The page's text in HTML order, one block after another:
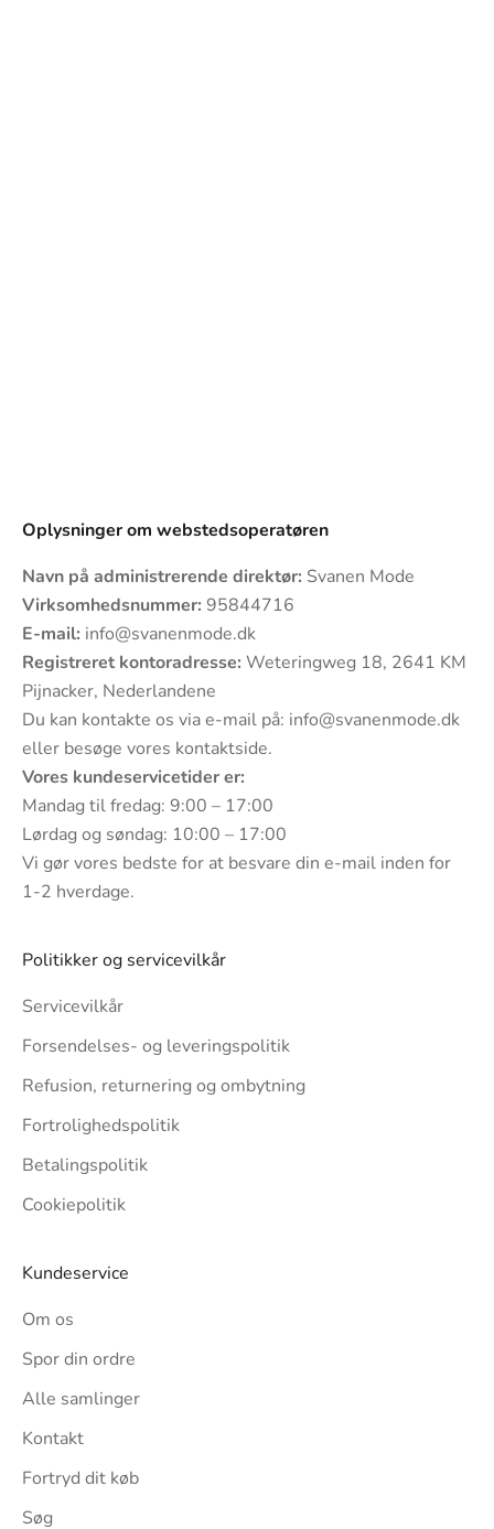
Oplysninger om webstedsoperatøren
Navn på administrerende direktør: Svanen Mode
Virksomhedsnummer: 95844716
E-mail: info@svanenmode.dk
Registreret kontoradresse: Weteringweg 18, 2641 KM
Pijnacker, Nederlandene
Du kan kontakte os via e-mail på: info@svanenmode.dk
eller besøge vores kontaktside.
Vores kundeservicetider er:
Mandag til fredag: 9:00 – 17:00
Lørdag og søndag: 10:00 – 17:00
Vi gør vores bedste for at besvare din e-mail inden for
1-2 hverdage.
Politikker og servicevilkår
Servicevilkår
Forsendelses- og leveringspolitik
Refusion, returnering og ombytning
Fortrolighedspolitik
Betalingspolitik
Cookiepolitik
Kundeservice
Om os
Spor din ordre
Alle samlinger
Kontakt
Fortryd dit køb
Søg